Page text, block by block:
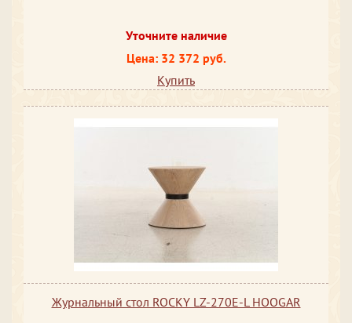
Уточните наличие
Цена: 32 372 руб.
Купить
Журнальный стол ROCKY LZ-270E-L HOOGAR